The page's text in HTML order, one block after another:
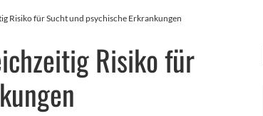
Risiko für Sucht und psychische Erkrankungen
Risiko für